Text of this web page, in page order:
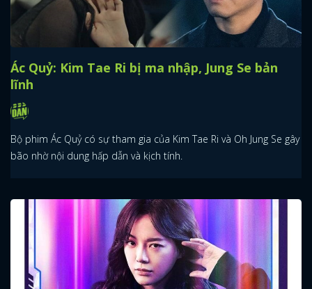
Ác Quỷ: Kim Tae Ri bị ma nhập, Jung Se bản
lĩnh
Bộ phim Ác Quỷ có sự tham gia của Kim Tae Ri và Oh Jung Se gây
bão nhờ nội dung hấp dẫn và kịch tính.